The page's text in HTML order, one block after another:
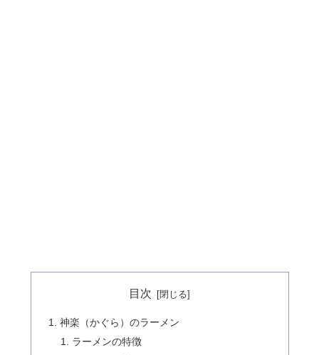
目次
神楽（かぐら）のラーメン
ラーメンの特徴